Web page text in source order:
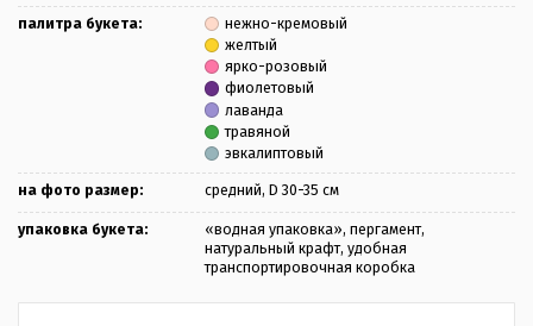
палитра букета:
нежно-кремовый
желтый
ярко-розовый
фиолетовый
лаванда
травяной
эвкалиптовый
на фото размер: средний, D 30-35 см
упаковка букета:
«водная упаковка», пергамент,
натуральный крафт, удобная
транспортировочная коробка